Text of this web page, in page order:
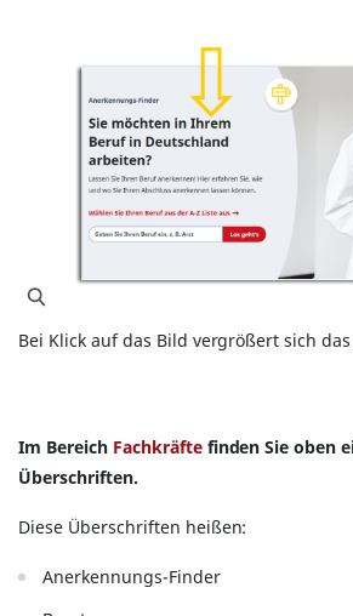
Bei Klick auf das Bild vergrößert sich
Im Bereich Fachkräfte finden Sie oben
Überschriften.
Diese Überschriften heißen:
Anerkennungs-Finder